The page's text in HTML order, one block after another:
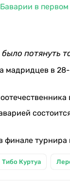
в
потянуть
мадридцев в
финале
Тибо Куртуа